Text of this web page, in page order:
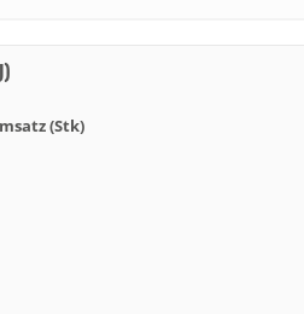
(Stk)